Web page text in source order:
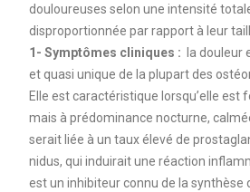
douloureuses selon une intensité
disproportionnée par rapport à leur
1- Symptômes cliniques :
la douleur
et quasi unique de la plupart des
Elle est caractéristique lorsqu’elle est
mais à prédominance nocturne,
serait liée à un taux élevé de
nidus, qui induirait une réaction
est un inhibiteur connu de la synthèse